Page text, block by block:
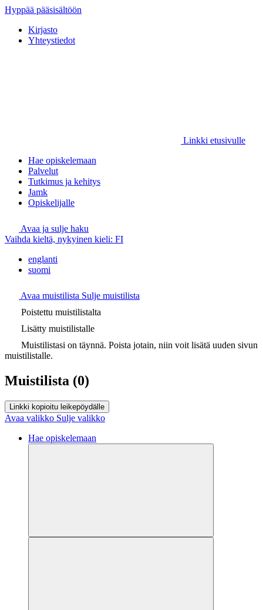
Hyppää pääsisältöön
Kirjasto
Yhteystiedot
Linkki etusivulle
Hae opiskelemaan
Palvelut
Tutkimus ja kehitys
Jamk
Opiskelijalle
Avaa ja sulje haku
Vaihda kieltä, nykyinen kieli: FI
englanti
suomi
Avaa muistilista Sulje muistilista
Poistettu muistilistalta
Lisätty muistilistalle
Muistilistasi on täynnä. Poista jotain, niin voit lisätä uuden sivun
muistilistalle.
Muistilista (0)
Linkki kopioitu leikepöydälle
Avaa valikko Sulje valikko
Hae opiskelemaan